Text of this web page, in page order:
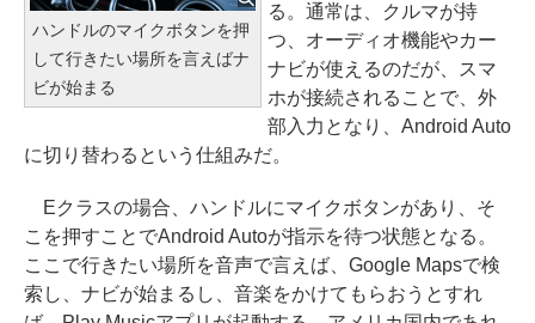
ハンドルのマイクボタンを押
して行きたい場所を言えばナ
ビが始まる
る。通常は、クルマが持
つ、オーディオ機能やカー
ナビが使えるのだが、スマ
ホが接続されることで、外
部入力となり、Android Auto
に切り替わるという仕組みだ。
Eクラスの場合、ハンドルにマイクボタンがあり、そ
こを押すことでAndroid Autoが指示を待つ状態となる。
ここで行きたい場所を音声で言えば、Google Mapsで検
索し、ナビが始まるし、音楽をかけてもらおうとすれ